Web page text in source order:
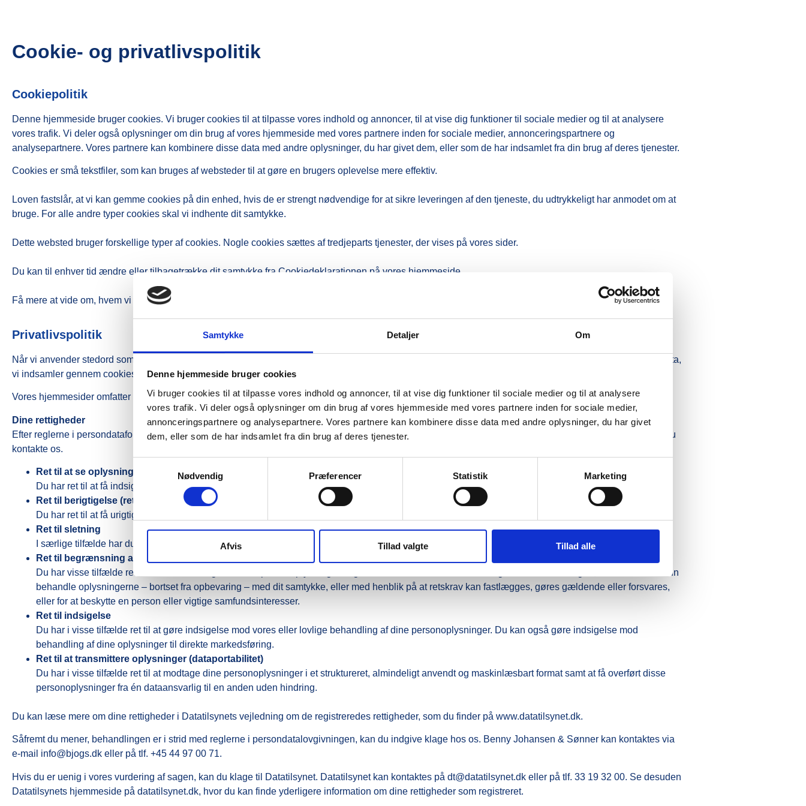
Samtykke Detaljer Om
Denne hjemmeside bruger cookies
Vi bruger cookies til at tilpasse vores indhold og annoncer, til at vise dig funktioner til sociale medier og til at analysere
vores trafik. Vi deler også oplysninger om din brug af vores hjemmeside med vores partnere inden for sociale medier,
annonceringspartnere og analysepartnere. Vores partnere kan kombinere disse data med andre oplysninger, du har givet
dem, eller som de har indsamlet fra din brug af deres tjenester.
Nødvendig
Præferencer Statistik Marketing
Afvis Tillad valgte Tillad alle
Cookie- og privatlivspolitik
Cookiepolitik
Denne hjemmeside bruger cookies. Vi bruger cookies til at tilpasse vores indhold og annoncer, til at vise dig funktioner til sociale medier og til at analysere
vores trafik. Vi deler også oplysninger om din brug af vores hjemmeside med vores partnere inden for sociale medier, annonceringspartnere og
analysepartnere. Vores partnere kan kombinere disse data med andre oplysninger, du har givet dem, eller som de har indsamlet fra din brug af deres tjenester.
Cookies er små tekstfiler, som kan bruges af websteder til at gøre en brugers oplevelse mere effektiv.
Loven fastslår, at vi kan gemme cookies på din enhed, hvis de er strengt nødvendige for at sikre leveringen af den tjeneste, du udtrykkeligt har anmodet om at
bruge. For alle andre typer cookies skal vi indhente dit samtykke.
Dette websted bruger forskellige typer af cookies. Nogle cookies sættes af tredjeparts tjenester, der vises på vores sider.
Du kan til enhver tid ændre eller tilbagetrække dit samtykke fra Cookiedeklarationen på vores hjemmeside.
Få mere at vide om, hvem vi er, hvordan du kan kontakte os, og hvordan vi behandler persondata i vores Privatlivspolitik.
Privatlivspolitik
Når vi anvender stedord som “vi”, “vores” mv. mener vi Benny Johansen & Sønner (CVR: 30662628). Vi er både dataansvarlige og databehandler på den data,
vi indsamler gennem cookies og formularer på denne hjemmeside og tilhørende underdomæner.
Vores hjemmesider omfatter vores hoveddomæne bjogs.dk.
Dine rettigheder
Efter reglerne i persondataforordningen har du nedenstående rettigheder over for Benny Johansen & Sønner. Hvis du vil gøre brug af dine rettigheder skal du
kontakte os.
Ret til at se oplysninger (indsigtsret)
Du har ret til at få indsigt i de oplysninger, som vi behandler om dig, samt en række yderligere oplysninger.
Ret til berigtigelse (rettelse)
Du har ret til at få urigtige oplysninger om dig selv rettet.
Ret til sletning
I særlige tilfælde har du ret til at få slettet oplysninger om dig, inden tidspunktet for vores almindelige generelle sletning indtræffer.
Ret til begrænsning af behandling
Du har visse tilfælde ret til at få behandlingen af dine personoplysninger begrænset. Hvis du har ret til at få begrænset behandlingen, må vi fremover kun
behandle oplysningerne – bortset fra opbevaring – med dit samtykke, eller med henblik på at retskrav kan fastlægges, gøres gældende eller forsvares,
eller for at beskytte en person eller vigtige samfundsinteresser.
Ret til indsigelse
Du har i visse tilfælde ret til at gøre indsigelse mod vores eller lovlige behandling af dine personoplysninger. Du kan også gøre indsigelse mod
behandling af dine oplysninger til direkte markedsføring.
Ret til at transmittere oplysninger (dataportabilitet)
Du har i visse tilfælde ret til at modtage dine personoplysninger i et struktureret, almindeligt anvendt og maskinlæsbart format samt at få overført disse
personoplysninger fra én dataansvarlig til en anden uden hindring.
Du kan læse mere om dine rettigheder i Datatilsynets vejledning om de registreredes rettigheder, som du finder på www.datatilsynet.dk.
Såfremt du mener, behandlingen er i strid med reglerne i persondatalovgivningen, kan du indgive klage hos os. Benny Johansen & Sønner kan kontaktes via
e-mail info@bjogs.dk eller på tlf. +45 44 97 00 71.
Hvis du er uenig i vores vurdering af sagen, kan du klage til Datatilsynet. Datatilsynet kan kontaktes på dt@datatilsynet.dk eller på tlf. 33 19 32 00. Se desuden
Datatilsynets hjemmeside på datatilsynet.dk, hvor du kan finde yderligere information om dine rettigheder som registreret.